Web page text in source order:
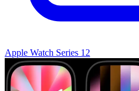
Apple Watch Series 12